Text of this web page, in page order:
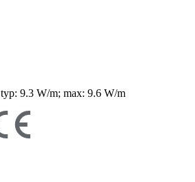
typ: 9.3 W/m; max: 9.6 W/m